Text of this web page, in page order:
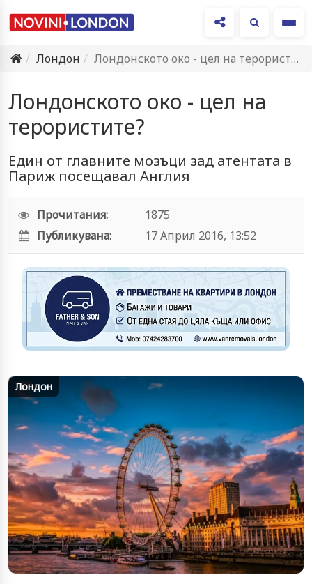
Лондон
Лондонското око - цел на терористите?
Лондонското око - цел на
терористите?
Един от главните мозъци зад атентата в
Париж посещавал Англия
Прочитания:
1875
Публикувана:
17 Април 2016, 13:52
Лондон